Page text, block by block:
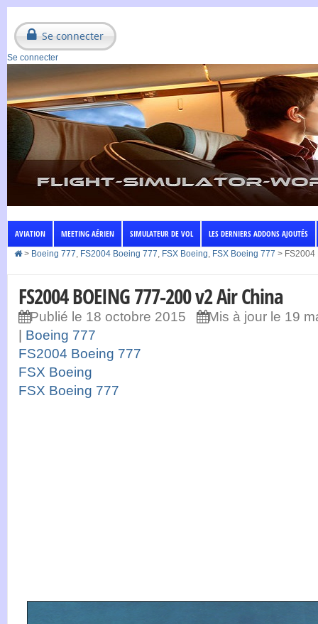
Se connecter
Se connecter
AVIATION MEETING AÉRIEN SIMULATEUR DE VOL LES DERNIERS ADDONS AJOUTÉS
> Boeing 777, FS2004 Boeing 777, FSX Boeing, FSX Boeing 777 > FS2004
FS2004 BOEING 777-200 v2 Air China
Publié le 18 octobre 2015
Mis à jour le 19
Boeing 777
FS2004 Boeing 777
FSX Boeing
FSX Boeing 777